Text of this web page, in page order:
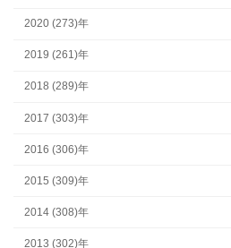
2020 (273)年
2019 (261)年
2018 (289)年
2017 (303)年
2016 (306)年
2015 (309)年
2014 (308)年
2013 (302)年